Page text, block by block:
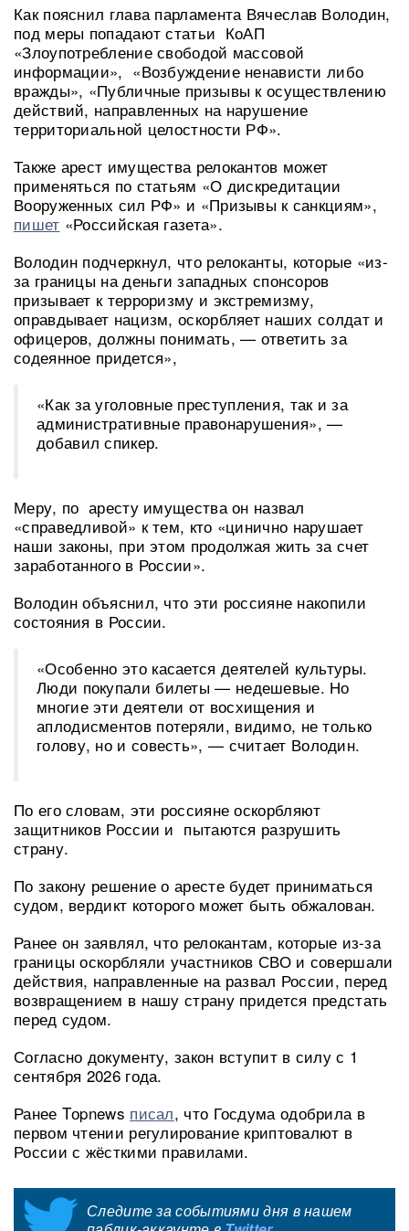
Как пояснил глава парламента Вячеслав Володин,
под меры попадают статьи КоАП
«Злоупотребление свободой массовой
информации», «Возбуждение ненависти либо
вражды», «Публичные призывы к осуществлению
действий, направленных на нарушение
территориальной целостности РФ».
Также арест имущества релокантов может
применяться по статьям «О дискредитации
Вооруженных сил РФ» и «Призывы к санкциям»,
пишет «Российская газета».
Володин подчеркнул, что релоканты, которые «из-
за границы на деньги западных спонсоров
призывает к терроризму и экстремизму,
оправдывает нацизм, оскорбляет наших солдат и
офицеров, должны понимать, — ответить за
содеянное придется»,
«Как за уголовные преступления, так и за
административные правонарушения», —
добавил спикер.
Меру, по аресту имущества он назвал
«справедливой» к тем, кто «цинично нарушает
наши законы, при этом продолжая жить за счет
заработанного в России».
Володин объяснил, что эти россияне накопили
состояния в России.
«Особенно это касается деятелей культуры.
Люди покупали билеты — недешевые. Но
многие эти деятели от восхищения и
аплодисментов потеряли, видимо, не только
голову, но и совесть», — считает Володин.
По его словам, эти россияне оскорбляют
защитников России и пытаются разрушить
страну.
По закону решение о аресте будет приниматься
судом, вердикт которого может быть обжалован.
Ранее он заявлял, что релокантам, которые из-за
границы оскорбляли участников СВО и совершали
действия, направленные на развал России, перед
возвращением в нашу страну придется предстать
перед судом.
Согласно документу, закон вступит в силу с 1
сентября 2026 года.
Ранее Tоpnews писал, что Госдума одобрила в
первом чтении регулирование криптовалют в
России с жёсткими правилами.
Следите за событиями дня в нашем